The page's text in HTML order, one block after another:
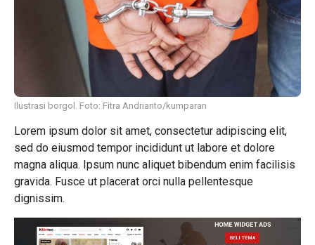
Ilustrasi borgol. Foto: Fitra Andrianto/kumparan
Lorem ipsum dolor sit amet, consectetur adipiscing elit,
sed do eiusmod tempor incididunt ut labore et dolore
magna aliqua. Ipsum nunc aliquet bibendum enim facilisis
gravida. Fusce ut placerat orci nulla pellentesque
dignissim.